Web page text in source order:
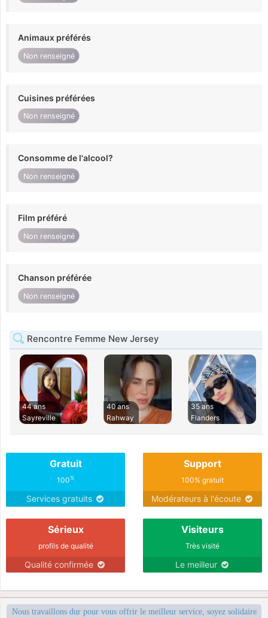
Animaux préférés
Non renseigné
Cuisines préférées
Non renseigné
Consomme de l'alcool?
Non renseigné
Film préféré
Non renseigné
Chanson préférée
Non renseigné
Rencontre Femme New Jersey
44 ans
Sayreville
40 ans
Rahway
35 ans
Flanders
Gratuit
100%
Services gratuits
Support
100% gratuit
Modérateurs à l'écoute
Sérieux
profils de qualité
Qualité confirmée
Visiteurs
Très visité
Le meilleur
Nous travaillons dur pour vous offrir le meilleur service, soyez solidaire